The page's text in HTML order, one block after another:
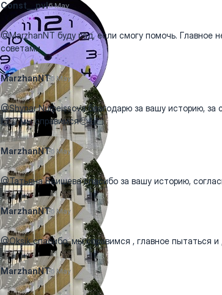
Const__pvl6 May
@MarzhanNT буду рад, если смогу помочь. Главное
советами
MarzhanNT6 May
@Shynar Nurpeissova благодарю за вашу историю,
🙌🏻 мы справимся🥺💪🏻
MarzhanNT6 May
@Татьяна Баишева спасибо за вашу историю,
MarzhanNT6 May
@Oksik спасибо, мы справимся , главное пытаться и
MarzhanNT6 May